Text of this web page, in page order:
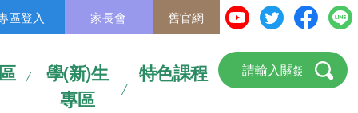
區登入 家長會 舊官網
學(新)生
專區
特色課程